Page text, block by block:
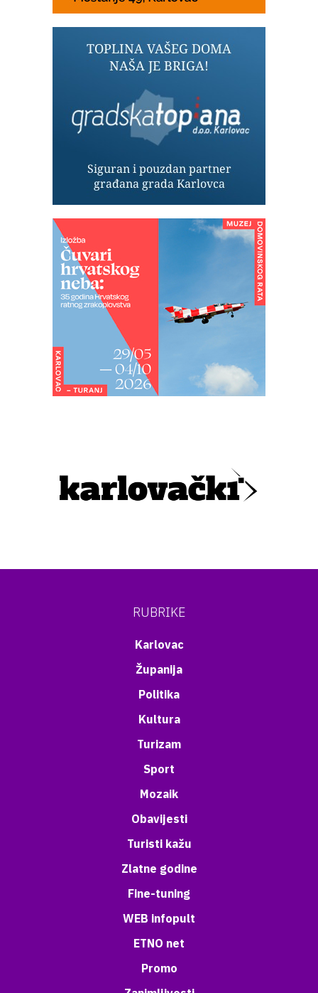
RUBRIKE
Karlovac
Županija
Politika
Kultura
Turizam
Sport
Mozaik
Obavijesti
Turisti kažu
Zlatne godine
Fine-tuning
WEB infopult
ETNO net
Promo